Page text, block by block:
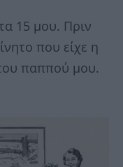
15 μου. Πριν
που είχε η
παππού μου.